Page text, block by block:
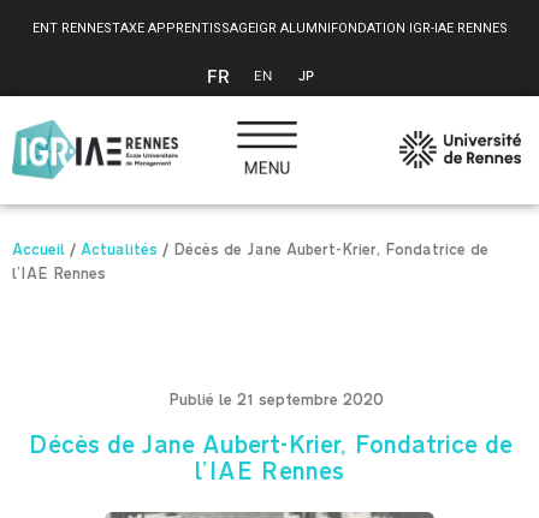
ENT RENNESTAXE APPRENTISSAGEIGR ALUMNIFONDATION IGR-IAE RENNES
FR EN JP
Accueil / Actualités / Décès de Jane Aubert-Krier, Fondatrice de
l’IAE Rennes
Publié le 21 septembre 2020
Décès de Jane Aubert-Krier, Fondatrice de
l’IAE Rennes